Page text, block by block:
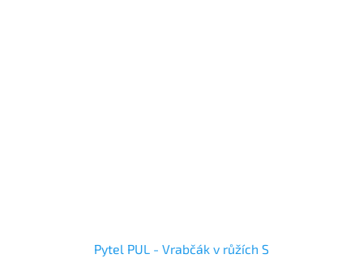
Pytel PUL - Vrabčák v růžích S